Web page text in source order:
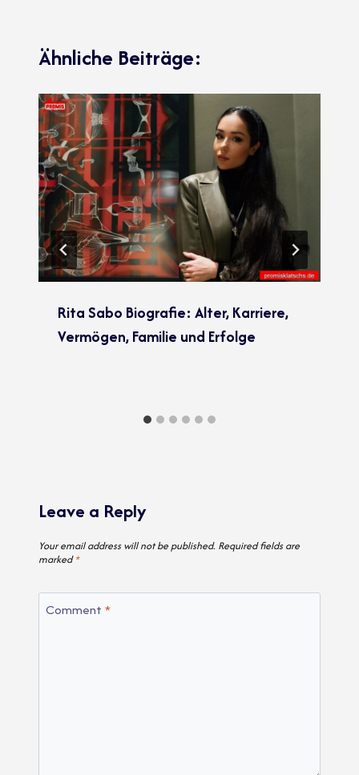
Ähnliche Beiträge:
Rita Sabo Biografie: Alter, Karriere,
Vermögen, Familie und Erfolge
Leave a Reply
Your email address will not be published. Required fields are
marked*
Comment *